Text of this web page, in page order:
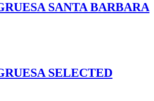
SANTA BARBARA
SELECTED